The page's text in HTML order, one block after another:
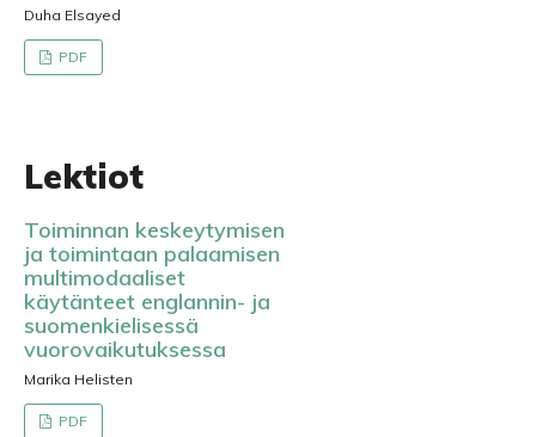
Duha Elsayed
PDF
Lektiot
Toiminnan keskeytymisen
ja toimintaan palaamisen
multimodaaliset
käytänteet englannin- ja
suomenkielisessä
vuorovaikutuksessa
Marika Helisten
PDF